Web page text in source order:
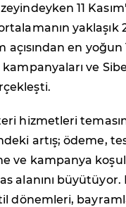
11
yaklaşık
açısından en
kampanyaları ve
hizmetleri
artış; ödeme,
ve kampanya
alanını büyütüyor.
dönemleri,